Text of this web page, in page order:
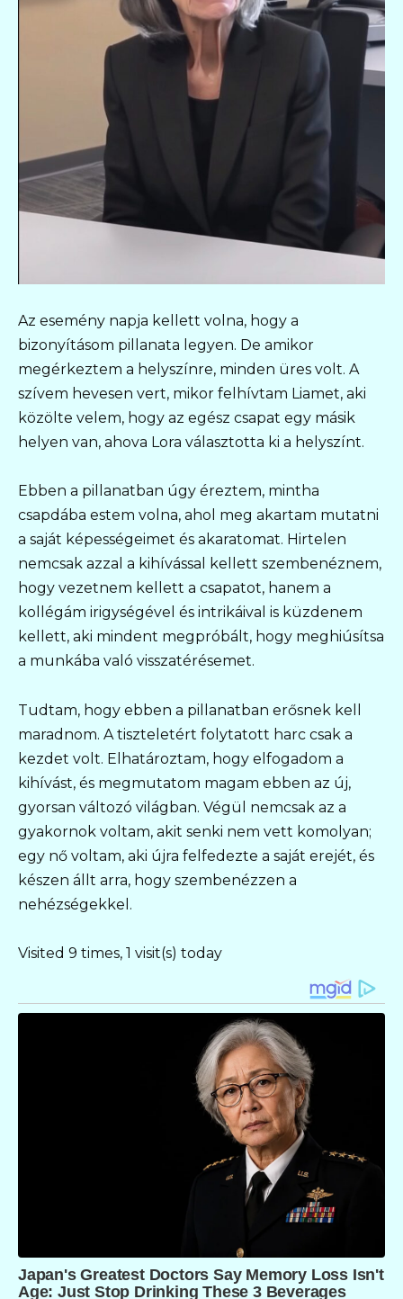
Az esemény napja kellett volna, hogy a
bizonyításom pillanata legyen. De amikor
megérkeztem a helyszínre, minden üres volt. A
szívem hevesen vert, mikor felhívtam Liamet, aki
közölte velem, hogy az egész csapat egy másik
helyen van, ahova Lora választotta ki a helyszínt.
Ebben a pillanatban úgy éreztem, mintha
csapdába estem volna, ahol meg akartam mutatni
a saját képességeimet és akaratomat. Hirtelen
nemcsak azzal a kihívással kellett szembenéznem,
hogy vezetnem kellett a csapatot, hanem a
kollégám irigységével és intrikáival is küzdenem
kellett, aki mindent megpróbált, hogy meghiúsítsa
a munkába való visszatérésemet.
Tudtam, hogy ebben a pillanatban erősnek kell
maradnom. A tiszteletért folytatott harc csak a
kezdet volt. Elhatároztam, hogy elfogadom a
kihívást, és megmutatom magam ebben az új,
gyorsan változó világban. Végül nemcsak az a
gyakornok voltam, akit senki nem vett komolyan;
egy nő voltam, aki újra felfedezte a saját erejét, és
készen állt arra, hogy szembenézzen a
nehézségekkel.
Visited 9 times, 1 visit(s) today